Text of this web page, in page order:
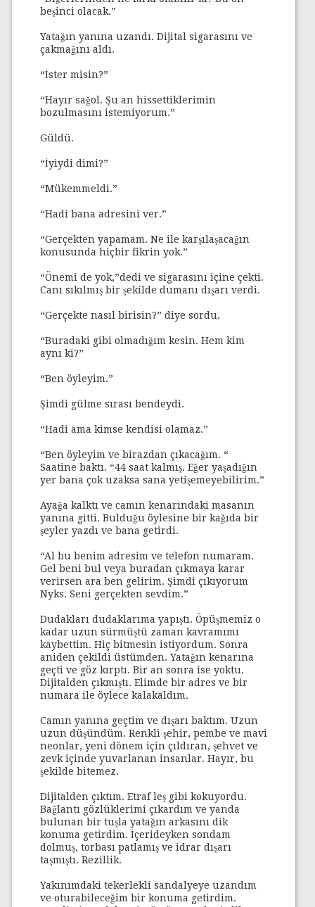
beşinci olacak.”
Yatağın yanına uzandı. Dijital sigarasını ve
çakmağını aldı.
“İster misin?”
“Hayır sağol. Şu an hissettiklerimin
bozulmasını istemiyorum.”
Güldü.
“İyiydi dimi?”
“Mükemmeldi.”
“Hadi bana adresini ver.”
“Gerçekten yapamam. Ne ile karşılaşacağın
konusunda hiçbir fikrin yok.”
“Önemi de yok,”dedi ve sigarasını içine çekti.
Canı sıkılmış bir şekilde dumanı dışarı verdi.
“Gerçekte nasıl birisin?” diye sordu.
“Buradaki gibi olmadığım kesin. Hem kim
aynı ki?”
“Ben öyleyim.”
Şimdi gülme sırası bendeydi.
“Hadi ama kimse kendisi olamaz.”
“Ben öyleyim ve birazdan çıkacağım. “
Saatine baktı. “44 saat kalmış. Eğer yaşadığın
yer bana çok uzaksa sana yetişemeyebilirim.”
Ayağa kalktı ve camın kenarındaki masanın
yanına gitti. Bulduğu öylesine bir kağıda bir
şeyler yazdı ve bana getirdi.
“Al bu benim adresim ve telefon numaram.
Gel beni bul veya buradan çıkmaya karar
verirsen ara ben gelirim. Şimdi çıkıyorum
Nyks. Seni gerçekten sevdim.”
Dudakları dudaklarıma yapıştı. Öpüşmemiz o
kadar uzun sürmüştü zaman kavramımı
kaybettim. Hiç bitmesin istiyordum. Sonra
aniden çekildi üstümden. Yatağın kenarına
geçti ve göz kırptı. Bir an sonra ise yoktu.
Dijitalden çıkmıştı. Elimde bir adres ve bir
numara ile öylece kalakaldım.
Camın yanına geçtim ve dışarı baktım. Uzun
uzun düşündüm. Renkli şehir, pembe ve mavi
neonlar, yeni dönem için çıldıran, şehvet ve
zevk içinde yuvarlanan insanlar. Hayır, bu
şekilde bitemez.
Dijitalden çıktım. Etraf leş gibi kokuyordu.
Bağlantı gözlüklerimi çıkardım ve yanda
bulunan bir tuşla yatağın arkasını dik
konuma getirdim. İçerideyken sondam
dolmuş, torbası patlamış ve idrar dışarı
taşmıştı. Rezillik.
Yakınımdaki tekerlekli sandalyeye uzandım
ve oturabileceğim bir konuma getirdim.